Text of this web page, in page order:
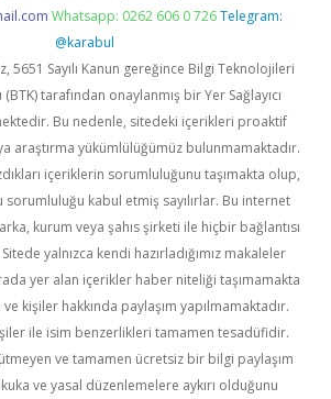
Whatsapp: 0262 606 0 726 Telegram:
@karabul
5651 Sayılı Kanun gereğince Bilgi Teknolojileri
tarafından onaylanmış bir Yer Sağlayıcı
Bu nedenle, sitedeki içerikleri proaktif
araştırma yükümlülüğümüz bulunmamaktadır.
içeriklerin sorumluluğunu taşımakta olup,
kabul etmiş sayılırlar. Bu internet
kurum veya şahıs şirketi ile hiçbir bağlantısı
yalnızca kendi hazırladığımız makaleler
yer alan içerikler haber niteliği taşımamakta
kişiler hakkında paylaşım yapılmamaktadır.
ile isim benzerlikleri tamamen tesadüfidir.
ve tamamen ücretsiz bir bilgi paylaşım
ve yasal düzenlemelere aykırı olduğunu